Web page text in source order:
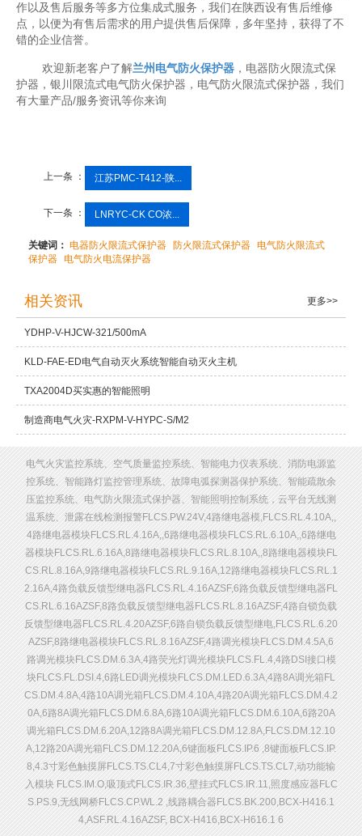
作以及售后服务等多方位集成式服务，我们在陕西设有售后维修
点，以便为有售后需求的用户提供售后保障，多年坚持，获得了不
错的企业信誉。
欢迎新老客户了解兰州电气防火保护器 ，电器防火限流式保
护器，银川限流式电气防火保护器，电气防火限流式保护器，我们
有大量产品/服务资讯等你来询
上一条 ： 江苏PMC-T412-陕...
下一条 ： LNRYC-CK CO浓...
关键词： 电器防火限流式保护器 防火限流式保护器 电气防火限流式
保护器 电气防火电流保护器
相关资讯 更多>>
YDHP-V-HJCW-321/500mA
KLD-FAE-ED电气自动灭火系统智能自动灭火主机
TXA2004D买实惠的智能照明
制造商电气火灾-RXPM-V-HYPC-S/M2
电气火灾监控系统、空气质量监控系统、智能电力仪表系统、消防电源监
控系统、智能路灯监控管理系统、故障电弧探测器保护系统、智能疏散余
压监控系统、电气防火限流式保护器、智能照明控制系统，云平台无线测
温系统、泄露在线检测报警FLCS.PW.24V,4路继电器模,FLCS.RL.4.10A,,
4路继电器模块FLCS.RL.4.16A,,6路继电器模块FLCS.RL.6.10A,,6路继电
器模块FLCS.RL.6.16A,8路继电器模块FLCS.RL.8.10A,,8路继电器模块FL
CS.RL.8.16A,9路继电器模块FLCS.RL.9.16A,12路继电器模块FLCS.RL.1
2.16A,4路负载反馈型继电器FLCS.RL.4.16AZSF,6路负载反馈型继电器FL
CS.RL.6.16AZSF,8路负载反馈型继电器FLCS.RL.8.16AZSF,4路自锁负载
反馈型继电器FLCS.RL.4.20AZSF,6路自锁负载反馈型继电,FLCS.RL.6.20
AZSF,8路继电器模块FLCS.RL.8.16AZSF,4路调光模块FLCS.DM.4.5A,6
路调光模块FLCS.DM.6.3A,4路荧光灯调光模块FLCS.FL.4,4路DSI接口模
块FLCS.FL.DSI.4,6路LED调光模块FLCS.DM.LED.6.3A,4路8A调光箱FL
CS.DM.4.8A,4路10A调光箱FLCS.DM.4.10A,4路20A调光箱FLCS.DM.4.2
0A,6路8A调光箱FLCS.DM.6.8A,6路10A调光箱FLCS.DM.6.10A,6路20A
调光箱FLCS.DM.6.20A,12路8A调光箱FLCS.DM.12.8A,FLCS.DM.12.10
A,12路20A调光箱FLCS.DM.12.20A,6键面板FLCS.IP.6 ,8键面板FLCS.IP.
8,4.3寸彩色触摸屏FLCS.TS.CL4,7寸彩色触摸屏FLCS.TS.CL7,动功能输
入模块 FLCS.IM.O,吸顶式FLCS.IR.36,壁挂式FLCS.IR.11,照度感应器FLC
S.PS.9,无线网桥FLCS.CP.WL.2 ,线路耦合器FLCS.BK.200,BCX-H416.1
4,ASF.RL.4.16AZSF, BCX-H416,BCX-H616.1 6